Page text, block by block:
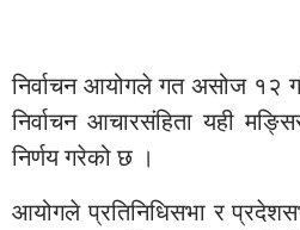
निर्वाचन आयोगले गत असोज १२
निर्वाचन आचारसंहिता यही
निर्णय गरेको छ ।
आयोगले प्रतिनिधिसभा र